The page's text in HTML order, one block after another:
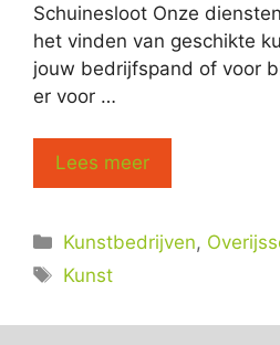
Schuinesloot Onze
het vinden van geschikte
jouw bedrijfspand of voor
er voor …
Lees meer
Categorieën
Kunstbedrijven,
Tags
Kunst